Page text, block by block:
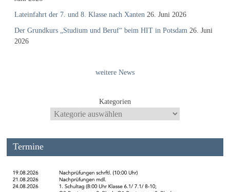
Lateinfahrt der 7. und 8. Klasse nach Xanten 26. Juni 2026
Der Grundkurs „Studium und Beruf“ beim HIT in Potsdam 26. Juni
2026
weitere News
Kategorien
Termine